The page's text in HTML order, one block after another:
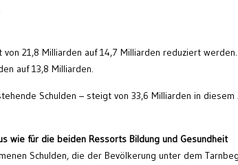
21,8 Milliarden auf 14,7 Milliarden reduziert
auf 13,8 Milliarden.
Schulden – steigt von 33,6 Milliarden in diesem
wie für die beiden Ressorts Bildung und Gesundheit
Schulden, die der Bevölkerung unter dem